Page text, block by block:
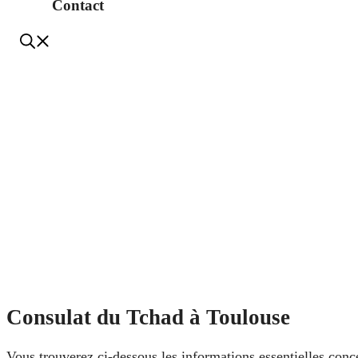
Contact
Consulat du Tchad à Toulouse